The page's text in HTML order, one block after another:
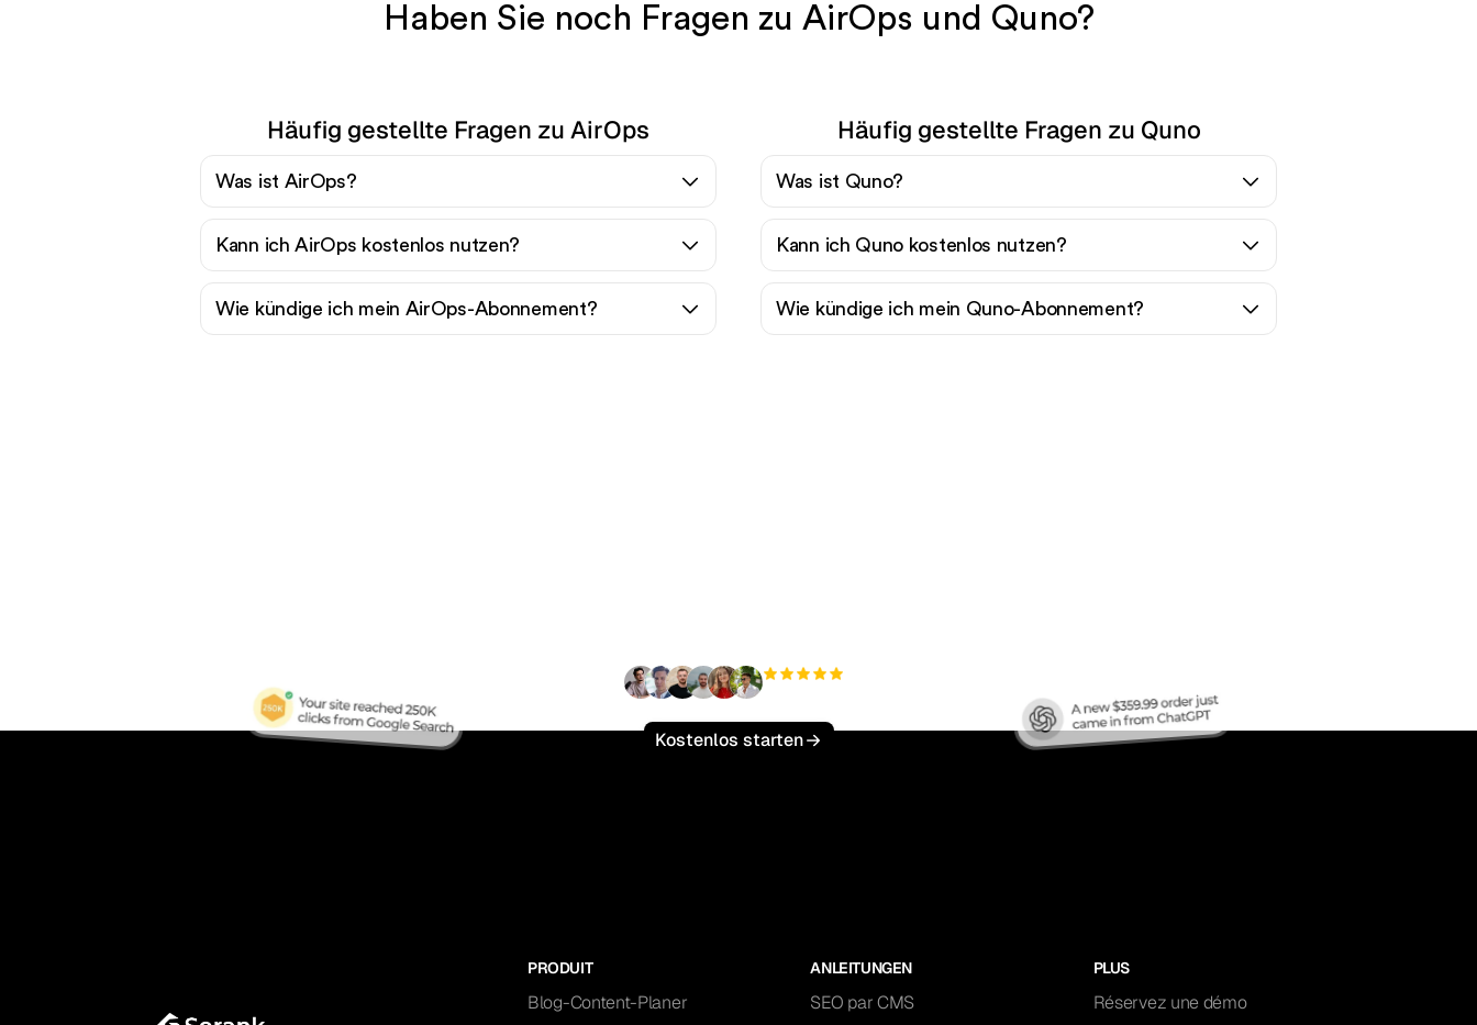
Haben Sie noch Fragen zu AirOps und Quno?
Häufig gestellte Fragen zu AirOps
Was ist AirOps?
Kann ich AirOps kostenlos nutzen?
Wie kündige ich mein AirOps-Abonnement?
Häufig gestellte Fragen zu Quno
Was ist Quno?
Kann ich Quno kostenlos nutzen?
Wie kündige ich mein Quno-Abonnement?
Kostenlos starten
PRODUIT
Blog-Content-Planer
ANLEITUNGEN
SEO par CMS
PLUS
Réservez une démo